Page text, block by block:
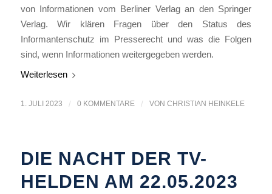
von Informationen vom Berliner Verlag an den Springer
Verlag. Wir klären Fragen über den Status des
Informantenschutz im Presserecht und was die Folgen
sind, wenn Informationen weitergegeben werden.
Weiterlesen
1. JULI 2023 / 0 KOMMENTARE / VON CHRISTIAN HEINKELE
DIE NACHT DER TV-
HELDEN AM 22.05.2023